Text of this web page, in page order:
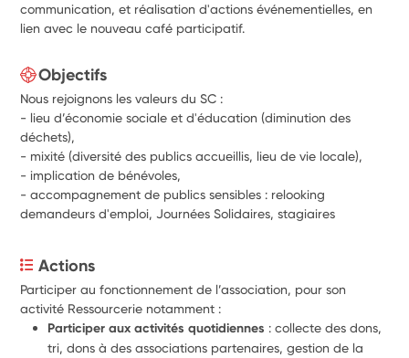
communication, et réalisation d'actions événementielles, en
lien avec le nouveau café participatif.
Objectifs
Nous rejoignons les valeurs du SC :
- lieu d’économie sociale et d'éducation (diminution des
déchets),
- mixité (diversité des publics accueillis, lieu de vie locale),
- implication de bénévoles,
- accompagnement de publics sensibles : relooking
demandeurs d'emploi, Journées Solidaires, stagiaires
Actions
Participer au fonctionnement de l’association, pour son
activité Ressourcerie notamment :
Participer aux activités quotidiennes : collecte des dons,
tri, dons à des associations partenaires, gestion de la